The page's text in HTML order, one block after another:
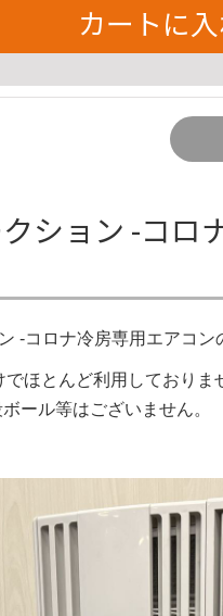
カートに
ョン -コロ
-コロナ冷房専用エアコン
ほとんど利用しておりま
ール等はございません。